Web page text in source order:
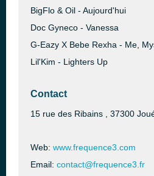
BigFlo & Oil - Aujourd'hui
Doc Gyneco - Vanessa
G-Eazy X Bebe Rexha - Me,
Lil'Kim - Lighters Up
Contact
15 rue des Ribains , 37300
Web: www.frequence3.com
Email: contact@frequence3.fr